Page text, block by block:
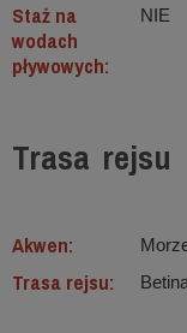
Staż na
wodach
pływowych:
NIE
Trasa rejsu
Akwen:
Trasa rejsu: